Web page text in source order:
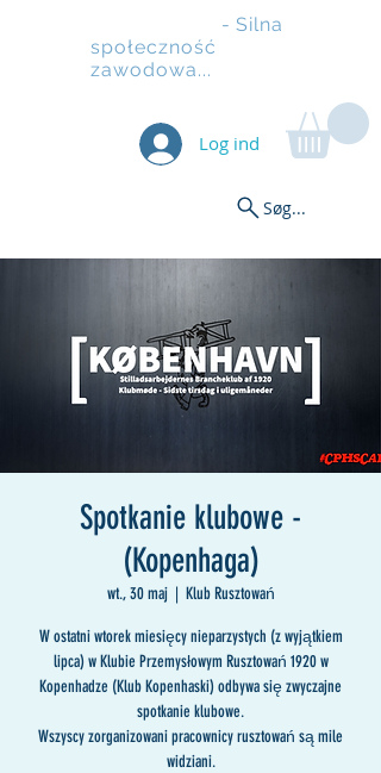
- Silna
społeczność
zawodowa...
Log ind
Søg...
Spotkanie klubowe -
(Kopenhaga)
wt., 30 maj
  |
Klub Rusztowań
W ostatni wtorek miesięcy nieparzystych (z wyjątkiem
lipca) w Klubie Przemysłowym Rusztowań 1920 w
Kopenhadze (Klub Kopenhaski) odbywa się zwyczajne
spotkanie klubowe.
Wszyscy zorganizowani pracownicy rusztowań są mile
widziani.